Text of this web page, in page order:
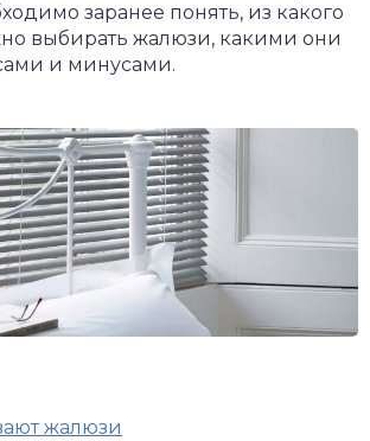
заранее понять, из какого
выбирать жалюзи, какими они
и минусами.
жалюзи